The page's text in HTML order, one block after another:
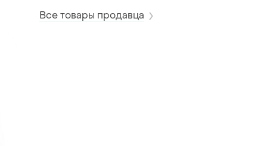
Все товары продавца